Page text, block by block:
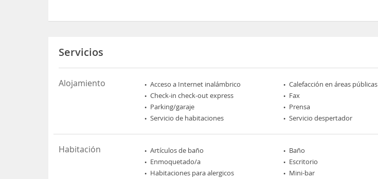
Servicios
Alojamiento Acceso a Internet inalámbrico Calefacción en áreas públicas
Check-in check-out express
Fax
Parking/garaje
Prensa
Servicio de habitaciones
Servicio despertador
Habitación Artículos de baño Baño
Enmoquetado/a
Escritorio
Habitaciones para alergicos
Mini-bar